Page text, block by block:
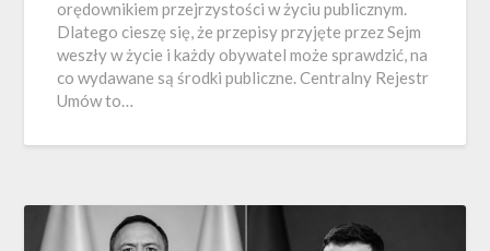
orędownikiem przejrzystości w życiu publicznym.
Dlatego cieszę się, że przepisy przyjęte przez Sejm
weszły w życie i każdy obywatel może sprawdzić, na
co wydawane są środki publiczne. Centralny Rejestr
Umów to…